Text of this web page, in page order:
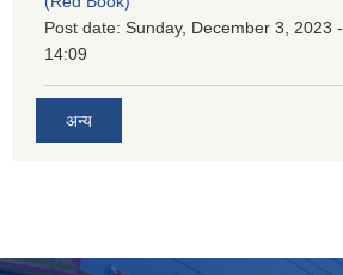
Post date: Sunday, December 3, 2023 -
14:09
अन्य